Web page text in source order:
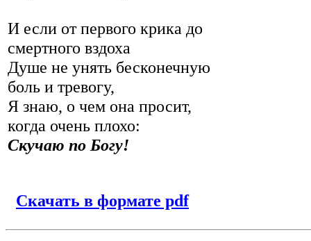
И если от первого крика до
смертного вздоха
Душе не унять бесконечную
боль и тревогу,
Я знаю, о чем она просит,
когда очень плохо:
Скучаю по Богу!
Скачать в формате pdf